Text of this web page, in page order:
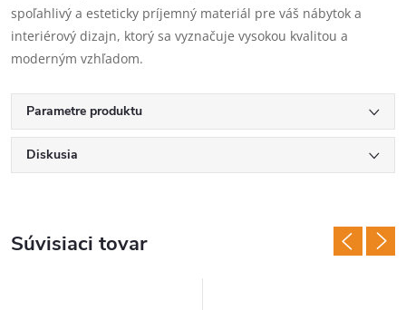
spoľahlivý a esteticky príjemný materiál pre váš nábytok a
interiérový dizajn, ktorý sa vyznačuje vysokou kvalitou a
moderným vzhľadom.
Parametre produktu
Diskusia
Súvisiaci tovar